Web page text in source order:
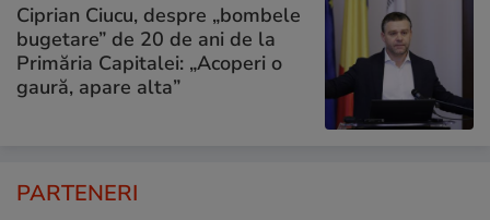
Ciprian Ciucu, despre „bombele
bugetare” de 20 de ani de la
Primăria Capitalei: „Acoperi o
gaură, apare alta”
PARTENERI